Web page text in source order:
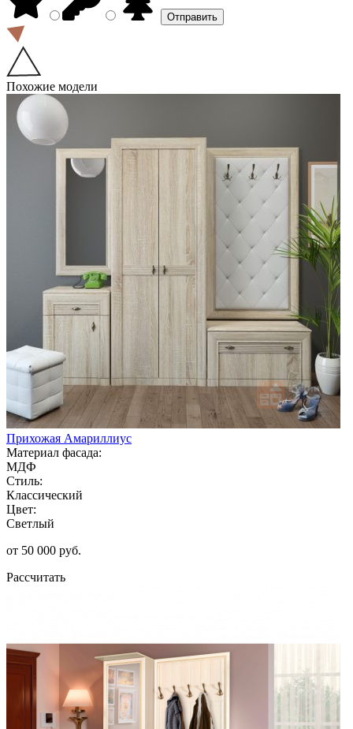
Похожие модели
Прихожая Амариллиус
Материал фасада:
МДФ
Стиль:
Классический
Цвет:
Светлый
от 50 000 руб.
Рассчитать